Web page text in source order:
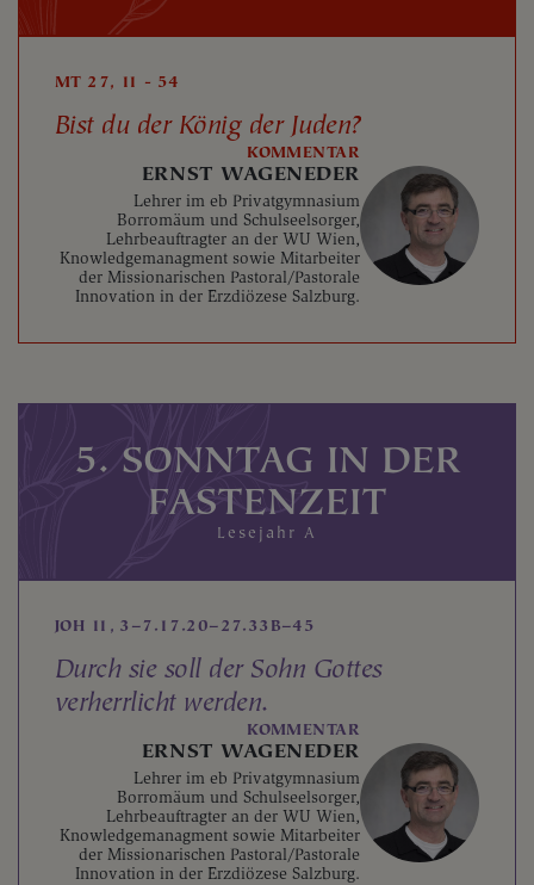
MT 27, 11 - 54
Bist du der König der Juden?
KOMMENTAR
ERNST WAGENEDER
Lehrer im eb Privatgymnasium
Borromäum und Schulseelsorger,
Lehrbeauftragter an der WU Wien,
Knowledgemanagment sowie Mitarbeiter
der Missionarischen Pastoral/Pastorale
Innovation in der Erzdiözese Salzburg.
5. SONNTAG IN DER
FASTENZEIT
Lesejahr A
JOH 11, 3–7.17.20–27.33B–45
Durch sie soll der Sohn Gottes
verherrlicht werden.
KOMMENTAR
ERNST WAGENEDER
Lehrer im eb Privatgymnasium
Borromäum und Schulseelsorger,
Lehrbeauftragter an der WU Wien,
Knowledgemanagment sowie Mitarbeiter
der Missionarischen Pastoral/Pastorale
Innovation in der Erzdiözese Salzburg.